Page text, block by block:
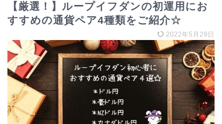
【厳選！】ループイフダンの初運用にお
すすめの通貨ペア4種類をご紹介☆
2022年5月29日